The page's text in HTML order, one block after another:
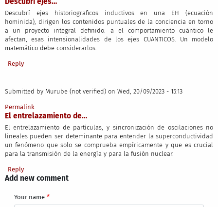
Descubrí ejes historiograficos inductivos en una EH (ecuación
hominida), dirigen los contenidos puntuales de la conciencia en torno
a un proyecto integral definido: a el comportamiento cuántico le
afectan, esas intensionalidades de los ejes CUANTICOS. Un modelo
matemático debe considerarlos.
Reply
Submitted by Murube (not verified) on Wed, 20/09/2023 - 15:13
Permalink
El entrelazamiento de…
El entrelazamiento de partículas, y sincronización de oscilaciones no
lineales pueden ser deteminante para entender la superconductividad
un fenómeno que solo se comprueba empíricamente y que es crucial
para la transmisión de la energía y para la fusión nuclear.
Reply
Add new comment
Your name